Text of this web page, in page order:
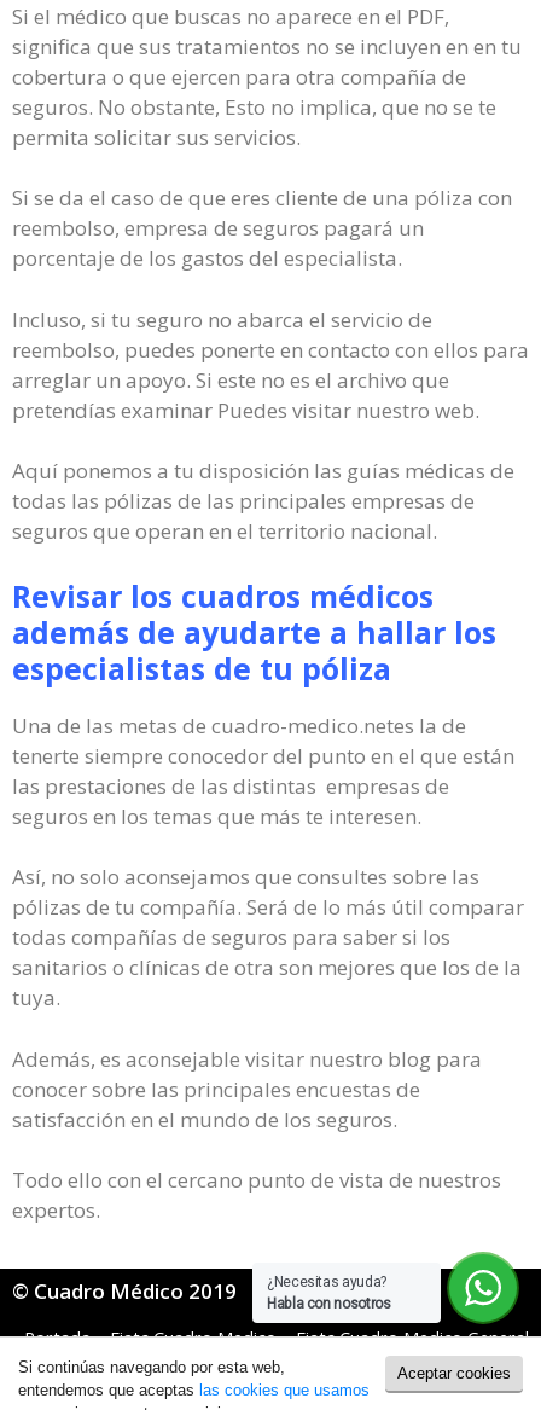
¿Necesitas ayuda?
Habla con nosotros
Si el médico que buscas no aparece en el PDF,
significa que sus tratamientos no se incluyen en en tu
cobertura o que ejercen para otra compañía de
seguros. No obstante, Esto no implica, que no se te
permita solicitar sus servicios.
Si se da el caso de que eres cliente de una póliza con
reembolso, empresa de seguros pagará un
porcentaje de los gastos del especialista.
Incluso, si tu seguro no abarca el servicio de
reembolso, puedes ponerte en contacto con ellos para
arreglar un apoyo. Si este no es el archivo que
pretendías examinar Puedes visitar nuestro web.
Aquí ponemos a tu disposición las guías médicas de
todas las pólizas de las principales empresas de
seguros que operan en el territorio nacional.
Revisar los cuadros médicos
además de ayudarte a hallar los
especialistas de tu póliza
Una de las metas de cuadro-medico.netes la de
tenerte siempre conocedor del punto en el que están
las prestaciones de las distintas empresas de
seguros en los temas que más te interesen.
Así, no solo aconsejamos que consultes sobre las
pólizas de tu compañía. Será de lo más útil comparar
todas compañías de seguros para saber si los
sanitarios o clínicas de otra son mejores que los de la
tuya.
Además, es aconsejable visitar nuestro blog para
conocer sobre las principales encuestas de
satisfacción en el mundo de los seguros.
Todo ello con el cercano punto de vista de nuestros
expertos.
© Cuadro Médico 2019
Portada»Fiatc Cuadro Medico»Fiatc Cuadro Medico General
»Fiatc Cuadro Medico Cáceres
Política de Cookies|Política de Privacidad
Aceptar cookies
Si continúas navegando por esta web,
entendemos que aceptas las cookies que usamos